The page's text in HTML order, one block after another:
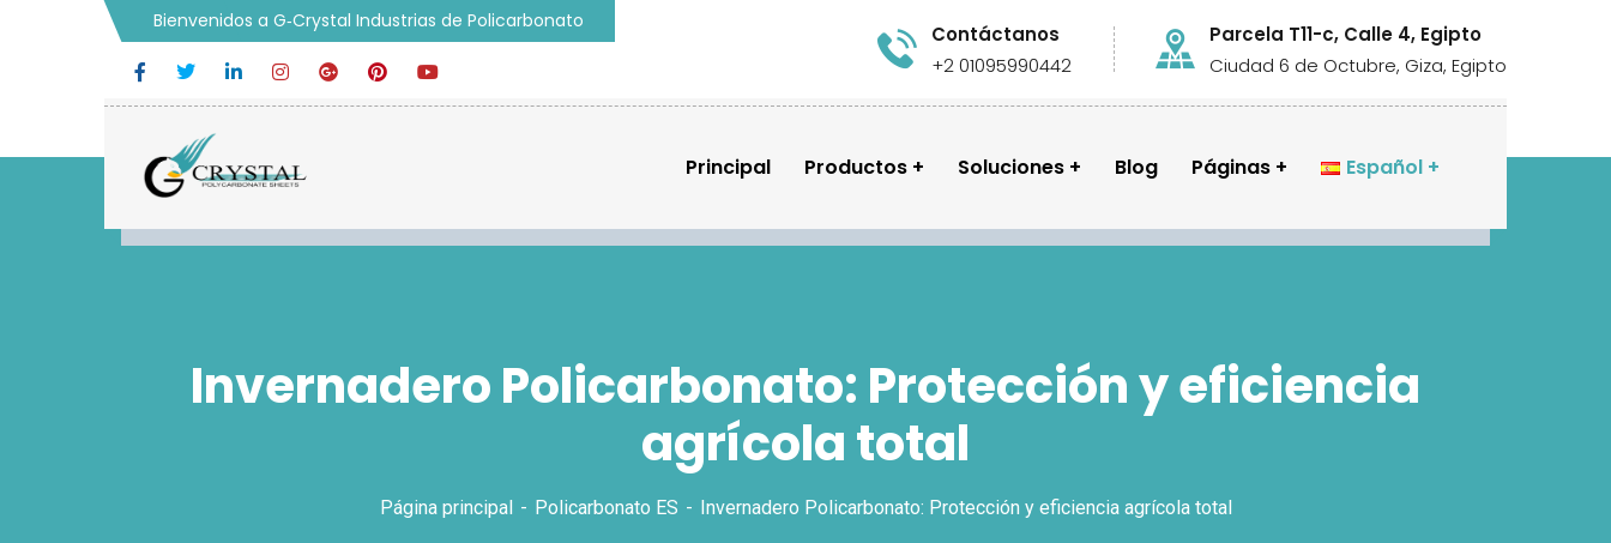
Bienvenidos a G‑Crystal Industrias de Policarbonato
Contáctanos
+2 01095990442
Parcela T11-c, Calle 4, Egipto
Ciudad 6 de Octubre, Giza, Egipto
Principal Productos Soluciones Blog Páginas Español
Invernadero Policarbonato: Protección y eficiencia
agrícola total
Página principal Policarbonato ES Invernadero Policarbonato: Protección y eficiencia agrícola total